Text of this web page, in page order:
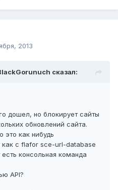
2013
сказал:
дошел, но блокирует сайты
обновлений сайта.
это как нибудь
как с flafor sce-url-database
консольная команда
API?